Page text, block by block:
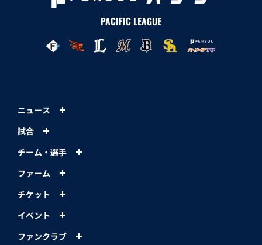
PACIFIC LEAGUE
ニュース
試合
チーム・選手
ファーム
チケット
イベント
ファンクラブ